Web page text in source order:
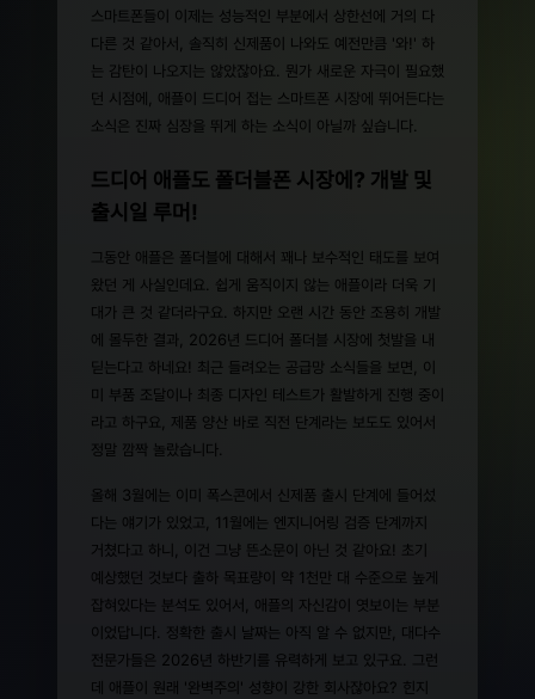
스마트폰들이 이제는 성능적인 부분에서 상한선에 거의 다
다른 것 같아서, 솔직히 신제품이 나와도 예전만큼 '와!' 하
는 감탄이 나오지는 않았잖아요. 뭔가 새로운 자극이 필요했
던 시점에, 애플이 드디어 접는 스마트폰 시장에 뛰어든다는
소식은 진짜 심장을 뛰게 하는 소식이 아닐까 싶습니다.
드디어 애플도 폴더블폰 시장에? 개발 및
출시일 루머!
그동안 애플은 폴더블에 대해서 꽤나 보수적인 태도를 보여
왔던 게 사실인데요. 쉽게 움직이지 않는 애플이라 더욱 기
대가 큰 것 같더라구요. 하지만 오랜 시간 동안 조용히 개발
에 몰두한 결과, 2026년 드디어 폴더블 시장에 첫발을 내
딛는다고 하네요! 최근 들려오는 공급망 소식들을 보면, 이
미 부품 조달이나 최종 디자인 테스트가 활발하게 진행 중이
라고 하구요, 제품 양산 바로 직전 단계라는 보도도 있어서
정말 깜짝 놀랐습니다.
올해 3월에는 이미 폭스콘에서 신제품 출시 단계에 들어섰
다는 얘기가 있었고, 11월에는 엔지니어링 검증 단계까지
거쳤다고 하니, 이건 그냥 뜬소문이 아닌 것 같아요! 초기
예상했던 것보다 출하 목표량이 약 1천만 대 수준으로 높게
잡혀있다는 분석도 있어서, 애플의 자신감이 엿보이는 부분
이었답니다. 정확한 출시 날짜는 아직 알 수 없지만, 대다수
전문가들은 2026년 하반기를 유력하게 보고 있구요. 그런
데 애플이 원래 '완벽주의' 성향이 강한 회사잖아요? 힌지